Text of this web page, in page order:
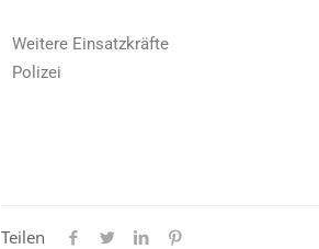
Weitere Einsatzkräfte
Polizei
Teilen